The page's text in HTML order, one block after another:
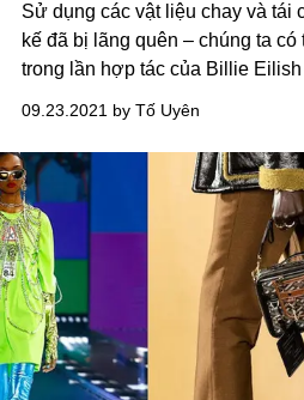
Sử dụng các vật liệu chay và tái
kế đã bị lãng quên – chúng ta
trong lần hợp tác của Billie
09.23.2021 by Tố Uyên